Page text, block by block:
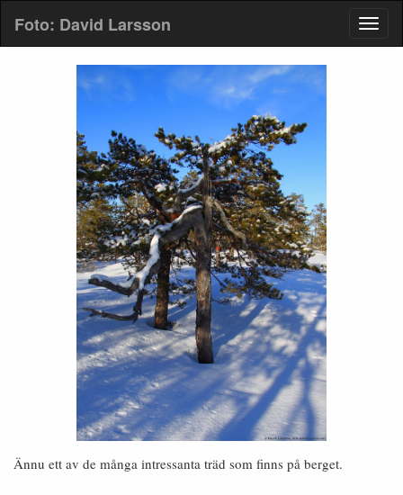
Foto: David Larsson
Ännu ett av de många intressanta träd som finns på berget.